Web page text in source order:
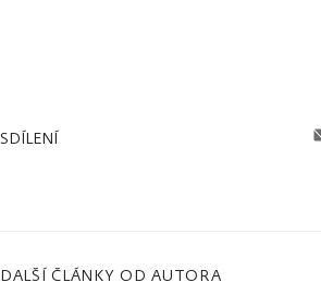
SDÍLENÍ
DALŠÍ ČLÁNKY OD AUTORA